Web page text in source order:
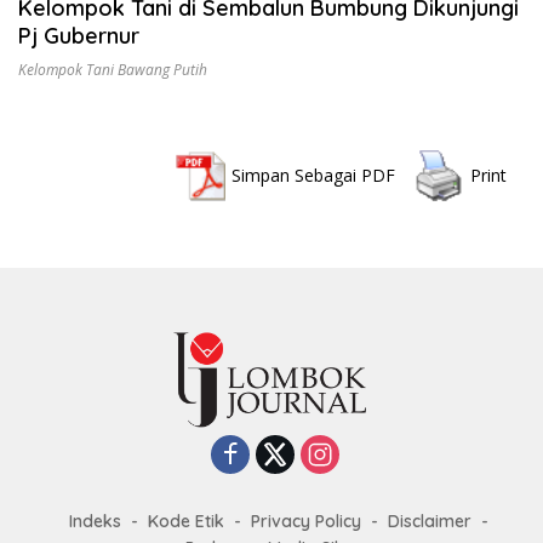
Kelompok Tani di Sembalun Bumbung Dikunjungi
Pj Gubernur
Kelompok Tani Bawang Putih
Simpan Sebagai PDF Print
Indeks Kode Etik Privacy Policy
Disclaimer